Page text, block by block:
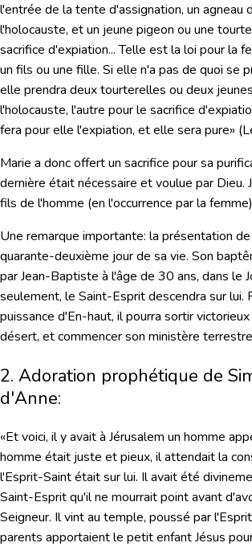
l'entrée de la tente d'assignation, un agneau
l'holocauste, et un jeune pigeon ou une
sacrifice d'expiation... Telle est la loi pour la
un fils ou une fille. Si elle n'a pas de quoi se
elle prendra deux tourterelles ou deux
l'holocauste, l'autre pour le sacrifice
fera pour elle l'expiation, et elle sera pure»
Marie a donc offert un sacrifice pour sa
dernière était nécessaire et voulue par Dieu.
fils de l'homme (en l'occurrence par la
Une remarque importante: la présentation
quarante-deuxième jour de sa vie. Son
par Jean-Baptiste à l'âge de 30 ans, dans le
seulement, le Saint-Esprit descendra sur lui.
puissance d'En-haut, il pourra sortir
désert, et commencer son ministère
2. Adoration prophétique de
d'Anne:
«Et voici, il y avait à Jérusalem un homme
homme était juste et pieux, il attendait la
l'Esprit-Saint était sur lui. Il avait été
Saint-Esprit qu'il ne mourrait point avant
Seigneur. Il vint au temple, poussé par
parents apportaient le petit enfant Jésus